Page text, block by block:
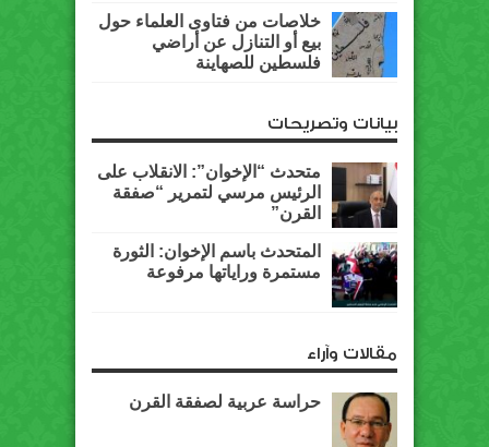
خلاصات من فتاوى العلماء حول
بيع أو التنازل عن أراضي
فلسطين للصهاينة
بيانات وتصريحات
متحدث “الإخوان”: الانقلاب على
الرئيس مرسي لتمرير “صفقة
القرن”
المتحدث باسم الإخوان: الثورة
مستمرة وراياتها مرفوعة
مقالات وآراء
حراسة عربية لصفقة القرن